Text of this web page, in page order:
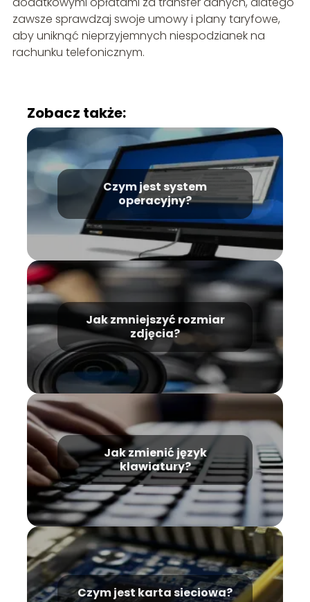
zawsze sprawdzaj swoje umowy i plany taryfowe,
aby uniknąć nieprzyjemnych niespodzianek na
rachunku telefonicznym.
Zobacz także:
Czym jest system
operacyjny?
Jak zmniejszyć rozmiar
zdjęcia?
Jak zmienić język
klawiatury?
Czym jest karta sieciowa?